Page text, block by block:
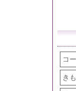
コ
き